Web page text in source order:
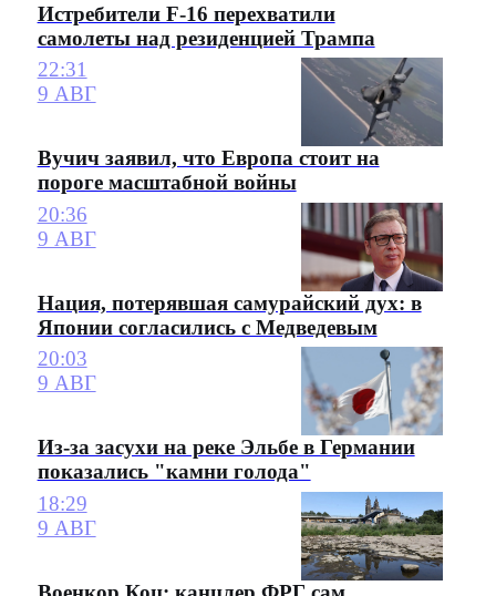
Истребители F-16 перехватили
самолеты над резиденцией Трампа
22:31
9 АВГ
Вучич заявил, что Европа стоит на
пороге масштабной войны
20:36
9 АВГ
Нация, потерявшая самурайский дух: в
Японии согласились с Медведевым
20:03
9 АВГ
Из-за засухи на реке Эльбе в Германии
показались "камни голода"
18:29
9 АВГ